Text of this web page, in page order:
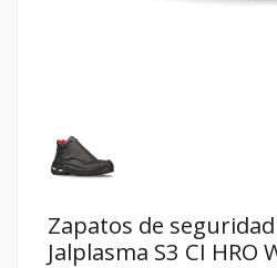
Zapatos de
Jalplasma S3 CI HRO